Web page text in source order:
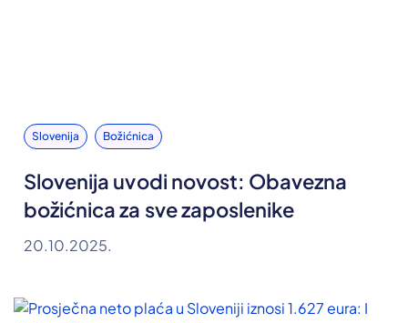
Slovenija Božićnica
Slovenija uvodi novost: Obavezna
božićnica za sve zaposlenike
20.10.2025.